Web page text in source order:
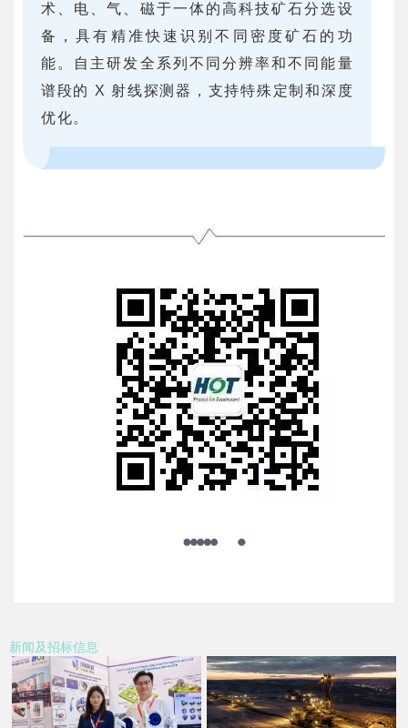
术、电、气、磁于一体的高科技矿石分选设
备，具有精准快速识别不同密度矿石的功
能。自主研发全系列不同分辨率和不同能量
谱段的 X 射线探测器，支持特殊定制和深度
优化。
新闻及招标信息